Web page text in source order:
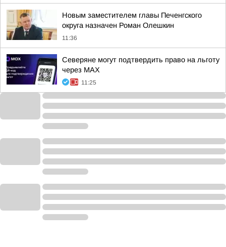
Новым заместителем главы Печенгского
округа назначен Роман Олешкин
11:36
Северяне могут подтвердить право на льготу
через MAX
11:25